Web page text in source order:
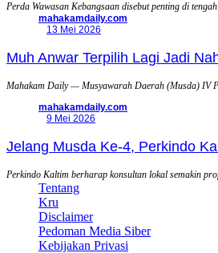
Perda Wawasan Kebangsaan disebut penting di
mahakamdaily.com
13 Mei 2026
Muh Anwar Terpilih Lagi Jadi
Mahakam Daily — Musyawarah Daerah (Musda) IV
mahakamdaily.com
9 Mei 2026
Jelang Musda Ke-4, Perkindo
Perkindo Kaltim berharap konsultan lokal semakin
Tentang
Kru
Disclaimer
Pedoman Media Siber
Kebijakan Privasi